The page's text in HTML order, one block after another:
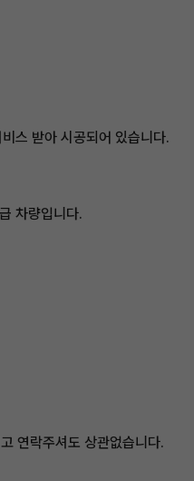
스 받아 시공되어 있습니다.
차량입니다.
연락주셔도 상관없습니다.